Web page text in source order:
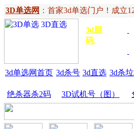
3D单选网 ： 首家3d单选门户！成立
3d胆
码:
3d单选网首页 3d杀号 3d直选 3d杀
绝杀器杀2码 3D试机号（图）